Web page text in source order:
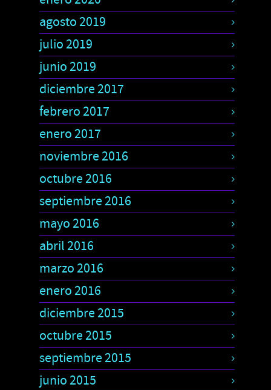
agosto 2019
julio 2019
junio 2019
diciembre 2017
febrero 2017
enero 2017
noviembre 2016
octubre 2016
septiembre 2016
mayo 2016
abril 2016
marzo 2016
enero 2016
diciembre 2015
octubre 2015
septiembre 2015
junio 2015